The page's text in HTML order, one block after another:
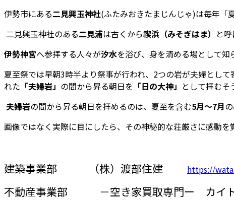
伊勢市にある二見興玉神社(ふたみおきたまじんじゃ)は毎年「
二見興玉神社のある二見浦は古くから禊浜（みそぎはま） と呼
伊勢神宮へ参拝する人々が汐水を浴び、身を清める場として知
夏至祭では早朝3時半より祭事が行われ、2つの岩が夫婦とし
れた 「夫婦岩」 の間から昇る朝日を 「日の大神」 として拝むそ
夫婦岩の間から昇る朝日を拝めるのは、夏至を含む5月〜7月の
画像ではなく実際に目にしたら、その神秘的な荘厳さに感動を
建築事業部 （株）渡部住建 https://
不動産事業部 －空き家買取専門ー カイ